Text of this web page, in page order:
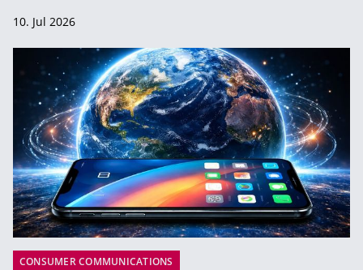
10. Jul 2026
CONSUMER COMMUNICATIONS